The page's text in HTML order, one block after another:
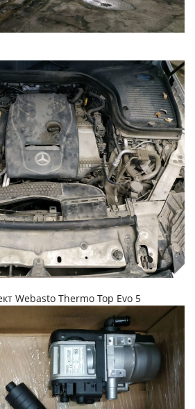
Webasto Thermo Top Evo 5